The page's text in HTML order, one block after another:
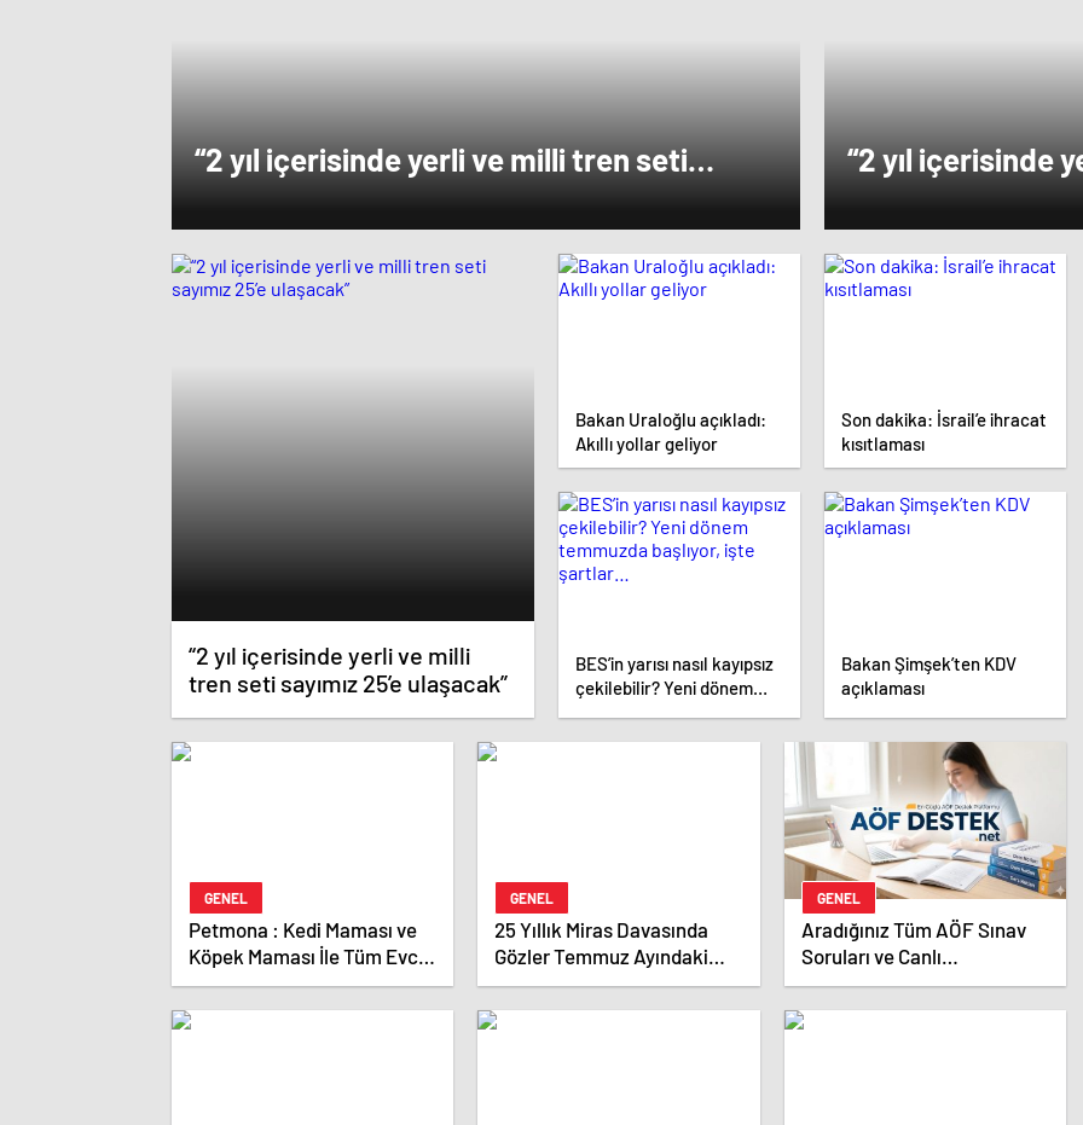
“2 yıl içerisinde yerli ve milli tren seti
sayımız 25’e ulaşacak”
“2 yıl içerisinde
sayımız 25’e
“2 yıl içerisinde yerli ve milli
tren seti sayımız 25’e ulaşacak”
Bakan Uraloğlu açıkladı:
Akıllı yollar geliyor
Son dakika: İsrail’e ihracat
kısıtlaması
BES’in yarısı nasıl kayıpsız
çekilebilir? Yeni dönem
Bakan Şimşek’ten KDV
açıklaması
GENEL
Petmona : Kedi Maması ve
Köpek Maması İle Tüm Evcil
Hayvan Ürünleri
GENEL
25 Yıllık Miras Davasında
Gözler Temmuz Ayındaki
Karar Duruşmasına Çevrildi
GENEL
Aradığınız Tüm AÖF Sınav
Soruları ve Canlı
Açıköğretim Forumu Burada